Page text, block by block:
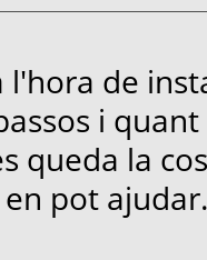
l'hora de
i
queda la
pot ajudar.